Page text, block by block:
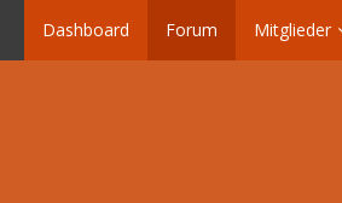
Dashboard Forum Mitglieder